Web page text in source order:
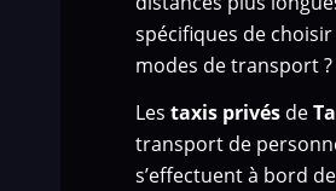
spécifiques de
modes de transport
Lestaxis privés de
transport de
s’effectuent à bord